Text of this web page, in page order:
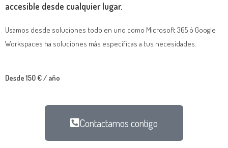
accesible desde cualquier lugar.
Usamos desde soluciones todo en uno como Microsoft 365 ó Google
Workspaces ha soluciones más específicas a tus necesidades.
Desde 150 € / año
Contactamos contigo